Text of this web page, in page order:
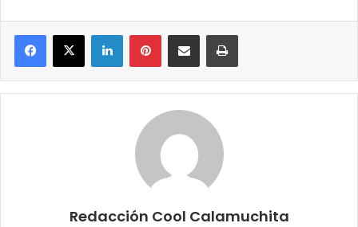
Facebook
X LinkedInPinterestCompartir por correo electrónicoImprimir
Redacción Cool Calamuchita